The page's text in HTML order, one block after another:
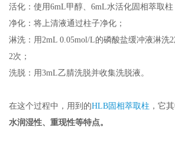
活化：使用6mL甲醇、 6mL水活化固相萃取柱
净化：将上清液通过柱子净化；
淋洗：用2mL 0.05mol/L的磷酸盐缓冲液淋洗2
2次；
洗脱：用3mL乙腈洗脱并收集洗脱液。
在这个过程中，用到的HLB固相萃取柱 ，它
水润湿性、重现性等特点。